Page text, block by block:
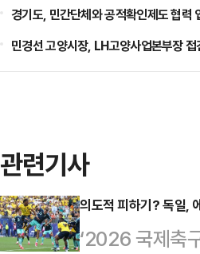
경기도, 민간단체와 공적확인제도 협력
민경선 고양시장, LH고양사업본부장
관련기사
의도적 피하기? 독일,
‘2026 국제축